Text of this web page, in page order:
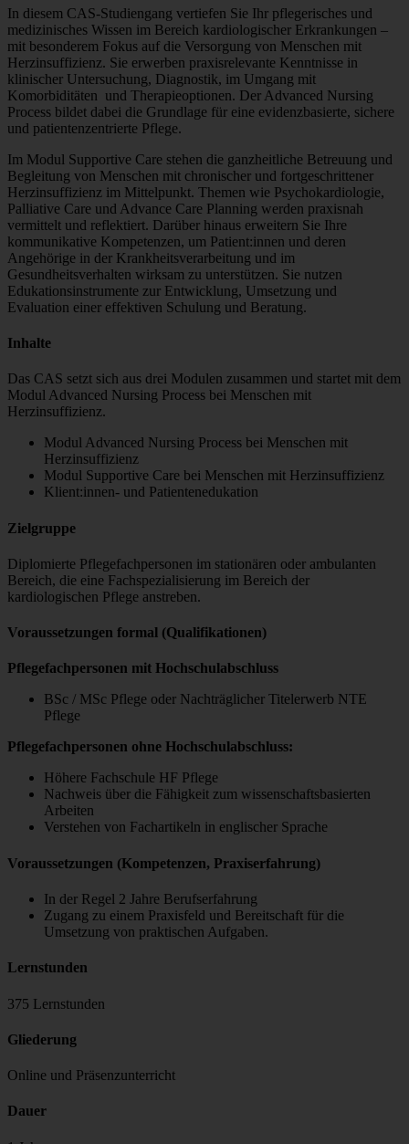
In diesem CAS-Studiengang vertiefen Sie Ihr pflegerisches und
medizinisches Wissen im Bereich kardiologischer Erkrankungen –
mit besonderem Fokus auf die Versorgung von Menschen mit
Herzinsuffizienz. Sie erwerben praxisrelevante Kenntnisse in
klinischer Untersuchung, Diagnostik, im Umgang mit
Komorbiditäten und Therapieoptionen. Der Advanced Nursing
Process bildet dabei die Grundlage für eine evidenzbasierte, sichere
und patientenzentrierte Pflege.
Im Modul Supportive Care stehen die ganzheitliche Betreuung und
Begleitung von Menschen mit chronischer und fortgeschrittener
Herzinsuffizienz im Mittelpunkt. Themen wie Psychokardiologie,
Palliative Care und Advance Care Planning werden praxisnah
vermittelt und reflektiert. Darüber hinaus erweitern Sie Ihre
kommunikative Kompetenzen, um Patient:innen und deren
Angehörige in der Krankheitsverarbeitung und im
Gesundheitsverhalten wirksam zu unterstützen. Sie nutzen
Edukationsinstrumente zur Entwicklung, Umsetzung und
Evaluation einer effektiven Schulung und Beratung.
Inhalte
Das CAS setzt sich aus drei Modulen zusammen und startet mit dem
Modul Advanced Nursing Process bei Menschen mit
Herzinsuffizienz.
Modul Advanced Nursing Process bei Menschen mit
Herzinsuffizienz
Modul Supportive Care bei Menschen mit Herzinsuffizienz
Klient:innen- und Patientenedukation
Zielgruppe
Diplomierte Pflegefachpersonen im stationären oder ambulanten
Bereich, die eine Fachspezialisierung im Bereich der
kardiologischen Pflege anstreben.
Voraussetzungen formal (Qualifikationen)
Pflegefachpersonen mit Hochschulabschluss
BSc / MSc Pflege oder Nachträglicher Titelerwerb NTE
Pflege
Pflegefachpersonen ohne Hochschulabschluss:
Höhere Fachschule HF Pflege
Nachweis über die Fähigkeit zum wissenschaftsbasierten
Arbeiten
Verstehen von Fachartikeln in englischer Sprache
Voraussetzungen (Kompetenzen, Praxiserfahrung)
In der Regel 2 Jahre Berufserfahrung
Zugang zu einem Praxisfeld und Bereitschaft für die
Umsetzung von praktischen Aufgaben.
Lernstunden
375 Lernstunden
Gliederung
Online und Präsenzunterricht
Dauer